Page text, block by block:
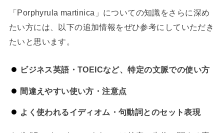
「Porphyrula martinica」についての知識をさらに深め
たい方には、以下の追加情報をぜひ参考にしていただき
たいと思います。
ビジネス英語・TOEICなど、特定の文脈での使い方
間違えやすい使い方・注意点
よく使われるイディオム・句動詞とのセット表現